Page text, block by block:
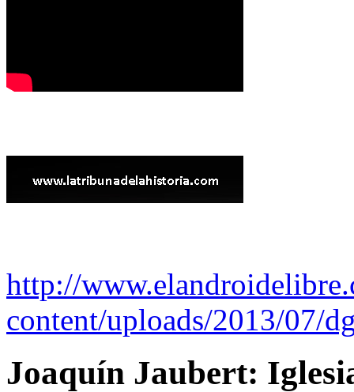
http://
content/uploads/2013/07/
Joaquín Jaubert: